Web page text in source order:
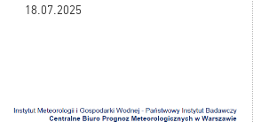
18.07.2025